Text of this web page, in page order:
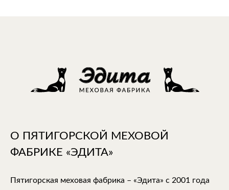
О ПЯТИГОРСКОЙ МЕХОВОЙ
ФАБРИКЕ «ЭДИТА»
Пятигорская меховая фабрика – «Эдита» с 2001 года